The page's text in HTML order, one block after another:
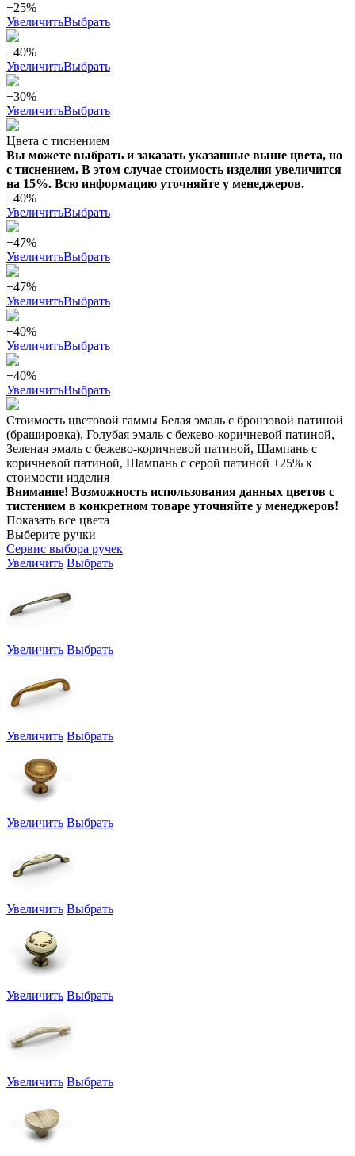
+25%
УвеличитьВыбрать
+40%
УвеличитьВыбрать
+30%
УвеличитьВыбрать
Цвета с тиснением
Вы можете выбрать и заказать указанные выше цвета, но
с тиснением. В этом случае стоимость изделия увеличится
на 15%. Всю информацию уточняйте у менеджеров.
+40%
УвеличитьВыбрать
+47%
УвеличитьВыбрать
+47%
УвеличитьВыбрать
+40%
УвеличитьВыбрать
+40%
УвеличитьВыбрать
Стоимость цветовой гаммы Белая эмаль с бронзовой патиной
(брашировка), Голубая эмаль с бежево-коричневой патиной,
Зеленая эмаль с бежево-коричневой патиной, Шампань с
коричневой патиной, Шампань с серой патиной +25% к
стоимости изделия
Внимание! Возможность использования данных цветов с
тистением в конкретном товаре уточняйте у менеджеров!
Показать все цвета
Выберите ручки
Сервис выбора ручек
Увеличить Выбрать
Увеличить Выбрать
Увеличить Выбрать
Увеличить Выбрать
Увеличить Выбрать
Увеличить Выбрать
Увеличить Выбрать